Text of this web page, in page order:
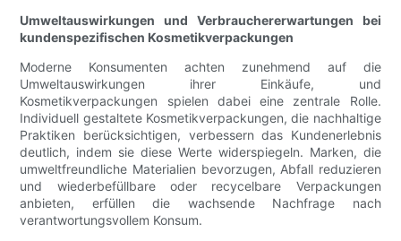
Umweltauswirkungen und Verbrauchererwartungen bei
kundenspezifischen Kosmetikverpackungen
Moderne Konsumenten achten zunehmend auf die
Umweltauswirkungen ihrer Einkäufe, und
Kosmetikverpackungen spielen dabei eine zentrale Rolle.
Individuell gestaltete Kosmetikverpackungen, die nachhaltige
Praktiken berücksichtigen, verbessern das Kundenerlebnis
deutlich, indem sie diese Werte widerspiegeln. Marken, die
umweltfreundliche Materialien bevorzugen, Abfall reduzieren
und wiederbefüllbare oder recycelbare Verpackungen
anbieten, erfüllen die wachsende Nachfrage nach
verantwortungsvollem Konsum.